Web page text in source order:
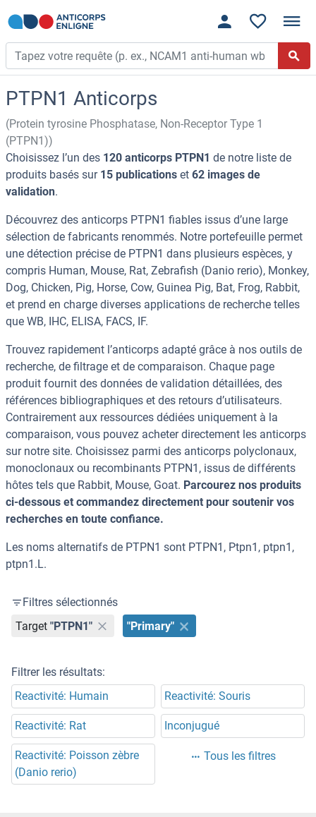
PTPN1 Anticorps
(Protein tyrosine Phosphatase, Non-Receptor Type 1
(PTPN1))
Choisissez l’un des 120 anticorps PTPN1 de notre liste de
produits basés sur 15 publications et 62 images de
validation.
Découvrez des anticorps PTPN1 fiables issus d’une large
sélection de fabricants renommés. Notre portefeuille permet
une détection précise de PTPN1 dans plusieurs espèces, y
compris Human, Mouse, Rat, Zebrafish (Danio rerio), Monkey,
Dog, Chicken, Pig, Horse, Cow, Guinea Pig, Bat, Frog, Rabbit,
et prend en charge diverses applications de recherche telles
que WB, IHC, ELISA, FACS, IF.
Trouvez rapidement l’anticorps adapté grâce à nos outils de
recherche, de filtrage et de comparaison. Chaque page
produit fournit des données de validation détaillées, des
références bibliographiques et des retours d’utilisateurs.
Contrairement aux ressources dédiées uniquement à la
comparaison, vous pouvez acheter directement les anticorps
sur notre site. Choisissez parmi des anticorps polyclonaux,
monoclonaux ou recombinants PTPN1, issus de différents
hôtes tels que Rabbit, Mouse, Goat. Parcourez nos produits
ci-dessous et commandez directement pour soutenir vos
recherches en toute confiance.
Les noms alternatifs de PTPN1 sont PTPN1, Ptpn1, ptpn1,
ptpn1.L.
Filtres sélectionnés
Target "PTPN1" "Primary"
Filtrer les résultats:
Reactivité: Humain
Reactivité: Souris
Reactivité: Rat Inconjugué
Reactivité: Poisson zèbre
(Danio rerio)
Tous les filtres